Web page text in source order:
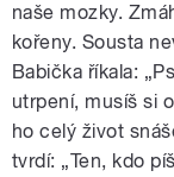
naše mozky.
kořeny. Sousta
Babička říkala:
utrpení, musíš si
ho celý život
tvrdí: „Ten, kdo